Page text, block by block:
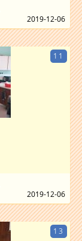
2019-12-06
11
2019-12-06
13